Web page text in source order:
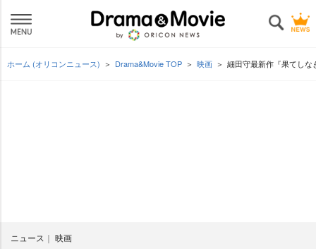
ホーム (オリコンニュース) Drama&Movie TOP 映画 細田守最新作『果てし
ニュース 映画